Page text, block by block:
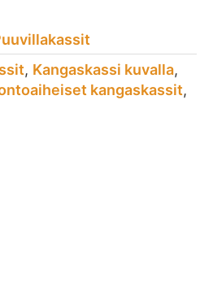
, Kangaskassi kuvalla,
kangaskassit,